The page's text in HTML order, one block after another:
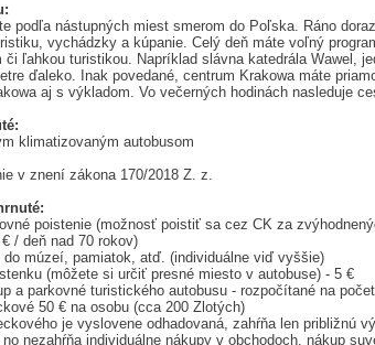
podľa nástupných miest smerom do Poľska. Ráno
vychádzky a kúpanie. Celý deň máte voľný
či ľahkou turistikou. Napríklad slávna katedrála Wawel,
ďaleko. Inak povedané, centrum Krakowa máte
aj s výkladom. Vo večerných hodinách nasleduje
klimatizovaným autobusom
v znení zákona 170/2018 Z. z.
poistenie (možnosť poistiť sa cez CK za
/ deň nad 70 rokov)
do múzeí, pamiatok, atď. (individuálne viď vyššie)
(môžete si určiť presné miesto v autobuse) - 5 €
a parkovné turistického autobusu - rozpočítané na
50 € na osobu (cca 200 Zlotých)
je vyslovene odhadovaná, zahŕňa len približnú
no nezahŕňa individuálne nákupy v obchodoch, nákup